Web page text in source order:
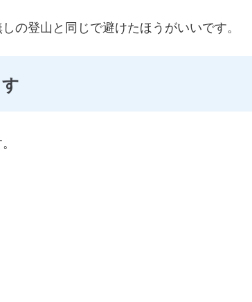
の登山と同じで避けたほうがいいです。